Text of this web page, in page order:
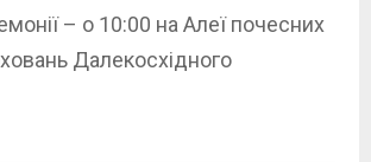
– о 10:00 на Алеї почесних
Далекосхідного